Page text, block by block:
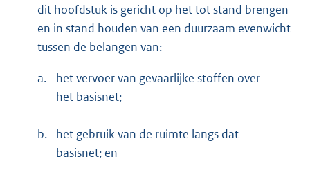
dit hoofdstuk is gericht op het tot stand brengen
en in stand houden van een duurzaam evenwicht
tussen de belangen van:
a.
het vervoer van gevaarlijke stoffen over
het basisnet;
b.
het gebruik van de ruimte langs dat
basisnet; en